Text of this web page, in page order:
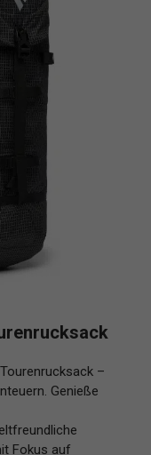
–
Genieße
Fokus auf